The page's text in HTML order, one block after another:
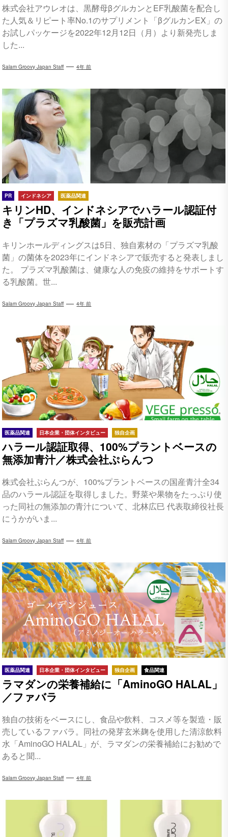
株式会社アウレオは、黒酵母βグルカンとEF乳酸菌を配合し
た人気＆リピート率No.1のサプリメント「βグルカンEX」の
お試しパッケージを2022年12月12日（月）より新発売しま
した...
Salam Groovy Japan Staff 4年 前
PR インドネシア 医薬品関連
キリンHD、インドネシアでハラール認証付
き「プラズマ乳酸菌」を販売計画
キリンホールディングスは5日、独自素材の「プラズマ乳酸
菌」の菌体を2023年にインドネシアで販売すると発表しまし
た。 プラズマ乳酸菌は、健康な人の免疫の維持をサポートす
る乳酸菌。世...
Salam Groovy Japan Staff 4年 前
医薬品関連 日本企業・団体インタビュー 独自企画
ハラール認証取得、100%プラントベースの
無添加青汁／株式会社ぷらんつ
株式会社ぷらんつが、100%プラントベースの国産青汁全34
品のハラール認証を取得しました。野菜や果物をたっぷり使
った同社の無添加の青汁について、北林広巳 代表取締役社長
にうかがいま...
Salam Groovy Japan Staff 4年 前
医薬品関連 日本企業・団体インタビュー 独自企画 食品関連
ラマダンの栄養補給に「AminoGO HALAL」
／ファバラ
独自の技術をベースにし、食品や飲料、コスメ等を製造・販
売しているファバラ。同社の発芽玄米麹を使用した清涼飲料
水「AminoGO HALAL」が、ラマダンの栄養補給にお勧めで
あると聞...
Salam Groovy Japan Staff 4年 前